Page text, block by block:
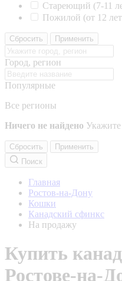
Стареющий (7-11
Пожилой (от 12
Сбросить Применить
Город, регион
Популярные
Все регионы
Ничего не найдено
Сбросить
Применить
Поиск
Главная
Ростов-на-Дону
Кошки
Канадский сфинкс
На продажу
Купить
Ростове-на-